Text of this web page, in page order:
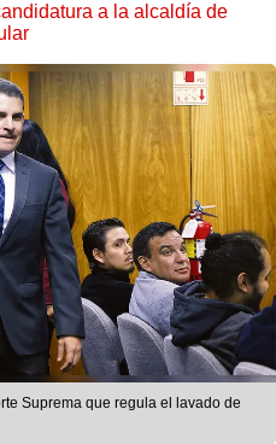
a la alcaldía de
Suprema que regula el lavado de